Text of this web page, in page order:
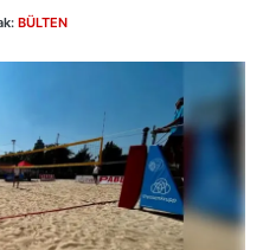
BÜLTEN